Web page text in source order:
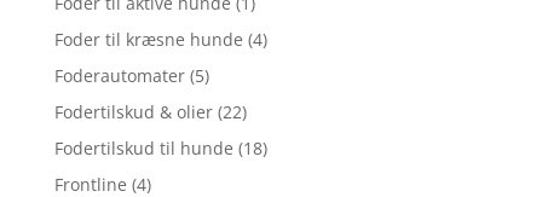
Foder til kræsne hunde (4)
Foderautomater (5)
Fodertilskud & olier (22)
Fodertilskud til hunde (18)
Frontline (4)